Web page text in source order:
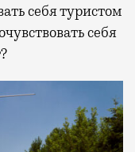
себя туристом
себя